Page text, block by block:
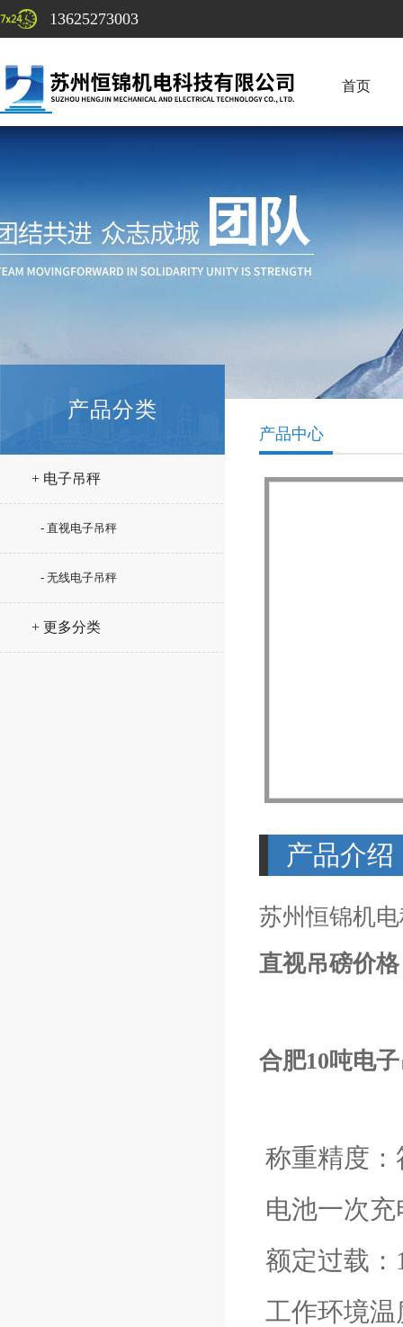
13625273003
首页
产品分类
+ 电子吊秤
- 直视电子吊秤
- 无线电子吊秤
+ 更多分类
产品中心
产品介绍
苏州恒锦机
直视吊磅价格
合肥10吨电
称重精度
电池一次
额定过载：
工作环境